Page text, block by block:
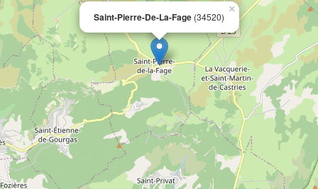
Saint-Pierre-De-La-Fage (34520)
×